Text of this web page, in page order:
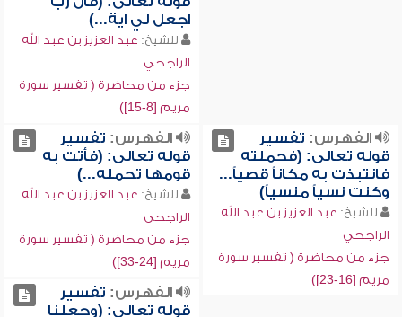
اجعل لي آية...)
للشيخ: عبد العزيز بن عبد الله
الراجحي
جزء من محاضرة ( تفسير سورة
مريم [8-15])
الفهرس: تفسير
قوله تعالى: (فحملته
فانتبذت به مكاناً قصياً...
وكنت نسياً منسياً)
للشيخ: عبد العزيز بن عبد الله
الراجحي
جزء من محاضرة ( تفسير سورة
مريم [16-23])
الفهرس: تفسير
قوله تعالى: (فأتت به
قومها تحمله...)
للشيخ: عبد العزيز بن عبد الله
الراجحي
جزء من محاضرة ( تفسير سورة
مريم [24-33])
الفهرس: تفسير
قوله تعالى: (وجعلنا